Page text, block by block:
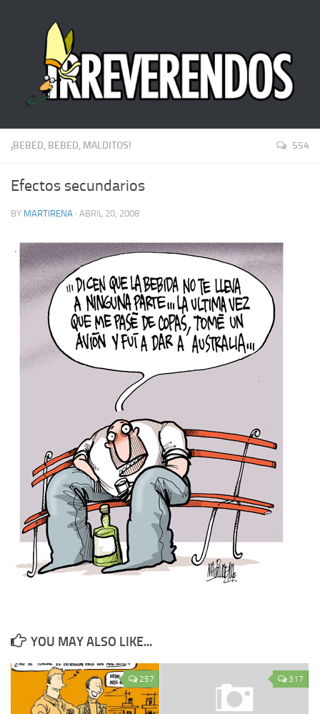
¡BEBED, BEBED, MALDITOS! 554
Efectos secundarios
BY MARTIRENA · ABRIL 20, 2008
YOU MAY ALSO LIKE...
257 317